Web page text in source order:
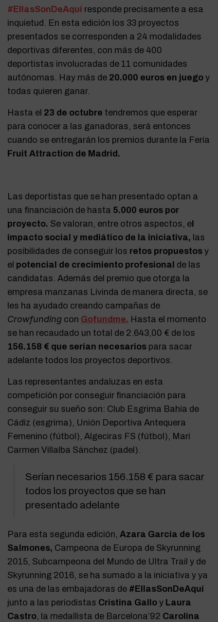
#EllasSonDeAquí responde precisamente a esa
inquietud. En esta edición los 33 proyectos
presentados se corresponden a 24 modalidades
deportivas diferentes, con más de 400
deportistas involucradas de 11 comunidades
autónomas. Hay más de 20.000 euros en juego y
todas quieren ganar.
Hasta el 23 de octubre tendremos que esperar
para conocer a las ganadoras, será entonces
cuando se entregarán los premios durante la Feria
Fruit Attraction de Madrid.
Las deportistas que se han presentado optan a
una financiación de hasta 5.000 euros por
proyecto. Se valoran, entre otros aspectos, e
impacto social y mediático de la iniciativa, las
posibilidades de conseguir los retos propuestos y
el potencial de crecimiento profesional de las
candidatas. Además del premio que otorga la
empresa manzanas Livinda de manera directa, se
les ha ayudado creando campañas de
Crowfunding con Gofundme. Hasta el momento
se han recaudado un total de 2.643,00 € de los
156.158 € que serían necesarios para sacar
adelante todos los proyectos deportivos.
Las representantes andaluzas en esta
competición por conseguir financiación para
conseguir su sueño son: Club Esgrima Bahía de
Cádiz (esgrima), Unión Deportiva Antequera
Femenino (fútbol), Algeciras FS (fútbol), Mari
Carmen Villalba Sánchez (padel).
Serían necesarios 156.158 € para sacar
todos los proyectos que se han
presentado adelante
Para esta segunda edición,Azara García de los
Salmones, Campeona de Europa de Skyrunning
2015, Subcampeona del Mundo de Ultra Trail y de
Skyrunning 2016, se ha sumado a la iniciativa y ya
es una de las embajadoras de #EllasSonDeAquí
junto a las periodistas Cristina Gallo y Laura
Castro, la medallista de Barcelona’92 Carolina